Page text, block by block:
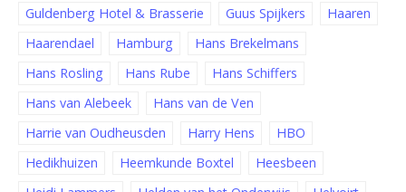
Guldenberg Hotel & Brasserie
Guus Spijkers
Haaren
Haarendael
Hamburg
Hans Brekelmans
Hans Rosling
Hans Rube
Hans Schiffers
Hans van Alebeek
Hans van de Ven
Harrie van Oudheusden
Harry Hens
HBO
Hedikhuizen
Heemkunde Boxtel
Heesbeen